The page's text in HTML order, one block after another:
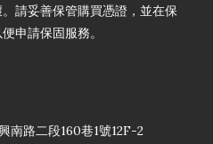
請妥善保管購買憑證，並在保
申請保固服務。
南路二段160巷1號12F-2